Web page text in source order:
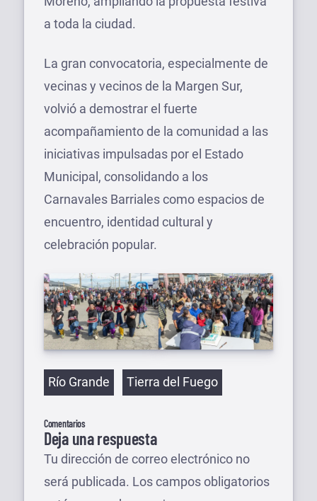
a toda la ciudad.
La gran convocatoria, especialmente de
vecinas y vecinos de la Margen Sur,
volvió a demostrar el fuerte
acompañamiento de la comunidad a las
iniciativas impulsadas por el Estado
Municipal, consolidando a los
Carnavales Barriales como espacios de
encuentro, identidad cultural y
celebración popular.
Etiquetas
Río Grande Tierra del Fuego
Comentarios
Deja una respuesta
Tu dirección de correo electrónico no
será publicada. Los campos obligatorios